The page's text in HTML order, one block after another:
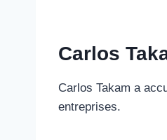
Carlos
Carlos Takam a
entreprises.